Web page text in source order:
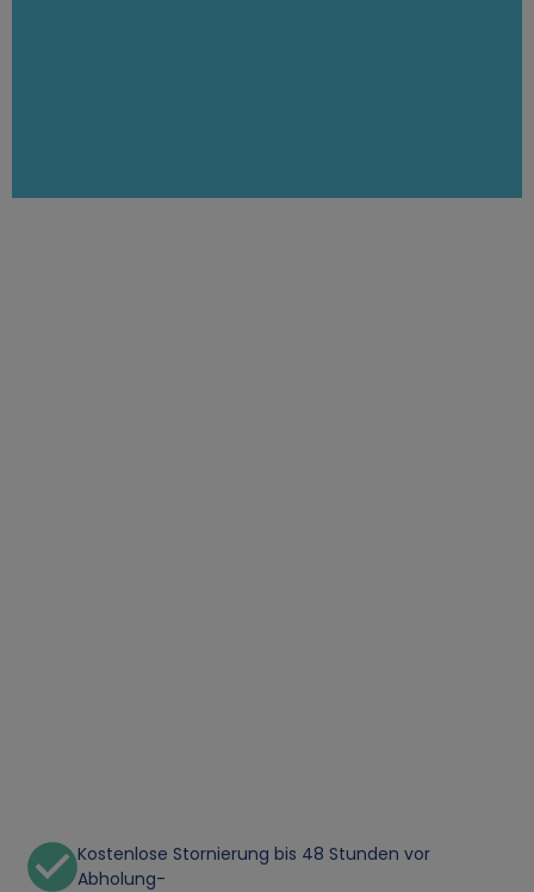
Kostenlose Stornierung bis 48 Stunden vor
Abholung-